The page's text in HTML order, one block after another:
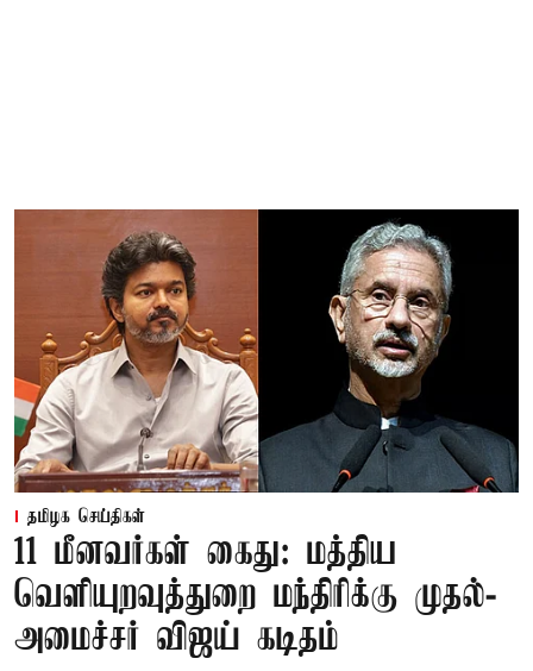
தமிழக செய்திகள்
11 மீனவர்கள் கைது: மத்திய
வெளியுறவுத்துறை மந்திரிக்கு முதல்-
அமைச்சர் விஜய் கடிதம்